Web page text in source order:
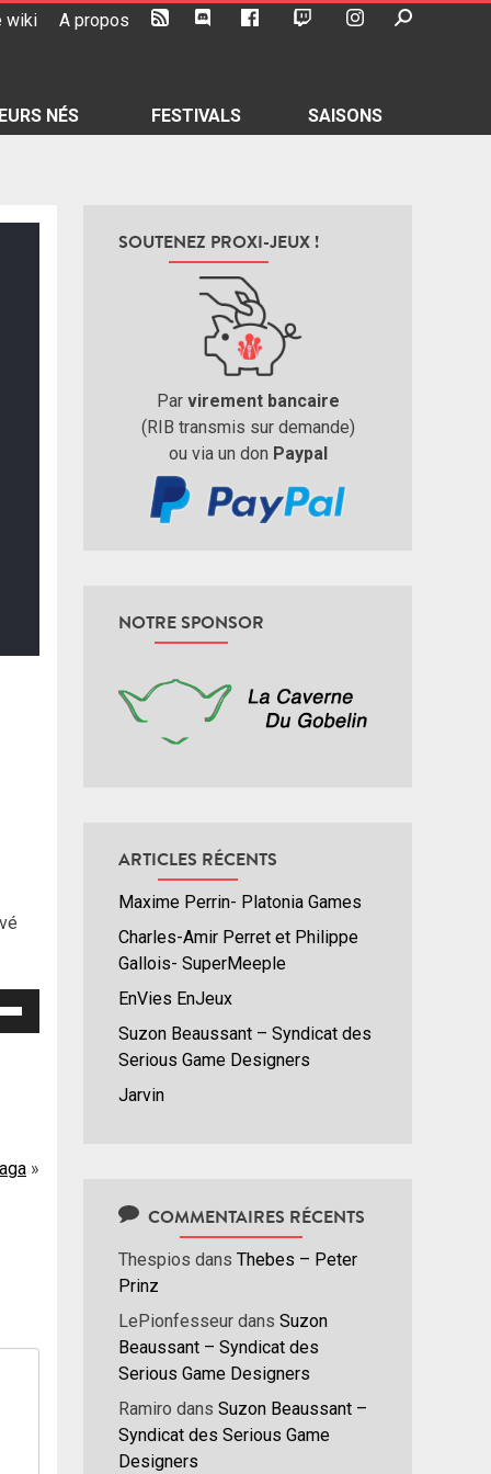
wiki A propos
NÉS FESTIVALS SAISONS
SOUTENEZ PROXI-JEUX !
Par virement bancaire
(RIB transmis sur demande)
ou via un don Paypal
NOTRE SPONSOR
ARTICLES RÉCENTS
Maxime Perrin- Platonia Games
Charles-Amir Perret et Philippe
Gallois- SuperMeeple
EnVies EnJeux
Suzon Beaussant – Syndicat des
Serious Game Designers
Jarvin
COMMENTAIRES RÉCENTS
Thespios dans Thebes – Peter
Prinz
LePionfesseur dans Suzon
Beaussant – Syndicat des
Serious Game Designers
Ramiro dans Suzon Beaussant –
Syndicat des Serious Game
Designers